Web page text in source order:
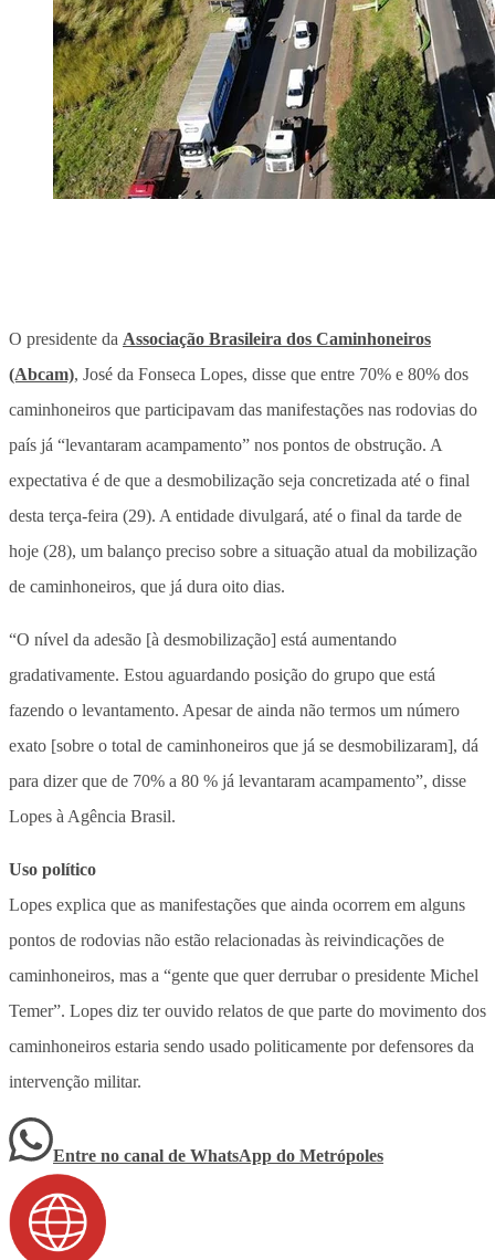
O presidente da Associação Brasileira dos Caminhoneiros
(Abcam), José da Fonseca Lopes, disse que entre 70% e 80% dos
caminhoneiros que participavam das manifestações nas rodovias do
país já “levantaram acampamento” nos pontos de obstrução. A
expectativa é de que a desmobilização seja concretizada até o final
desta terça-feira (29). A entidade divulgará, até o final da tarde de
hoje (28), um balanço preciso sobre a situação atual da mobilização
de caminhoneiros, que já dura oito dias.
“O nível da adesão [à desmobilização] está aumentando
gradativamente. Estou aguardando posição do grupo que está
fazendo o levantamento. Apesar de ainda não termos um número
exato [sobre o total de caminhoneiros que já se desmobilizaram], dá
para dizer que de 70% a 80 % já levantaram acampamento”, disse
Lopes à Agência Brasil.
Uso político
Lopes explica que as manifestações que ainda ocorrem em alguns
pontos de rodovias não estão relacionadas às reivindicações de
caminhoneiros, mas a “gente que quer derrubar o presidente Michel
Temer”. Lopes diz ter ouvido relatos de que parte do movimento dos
caminhoneiros estaria sendo usado politicamente por defensores da
intervenção militar.
Entre no canal de WhatsApp do Metrópoles